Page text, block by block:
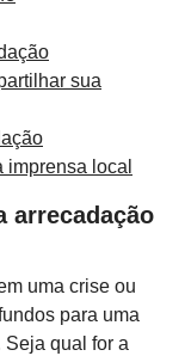
sua
local
arrecadação
uma crise ou
para uma
Seja qual for a